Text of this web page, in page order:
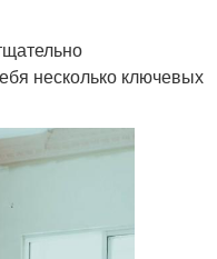
несколько ключевых